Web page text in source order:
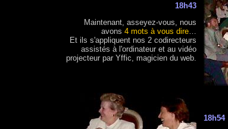
18h43
Maintenant, asseyez-vous, nous
avons 4 mots à vous dire
Et ils s'appliquent nos 2 codirecteurs
assistés à l'ordinateur et au vidéo
projecteur par Yffic, magicien du web.
18h54